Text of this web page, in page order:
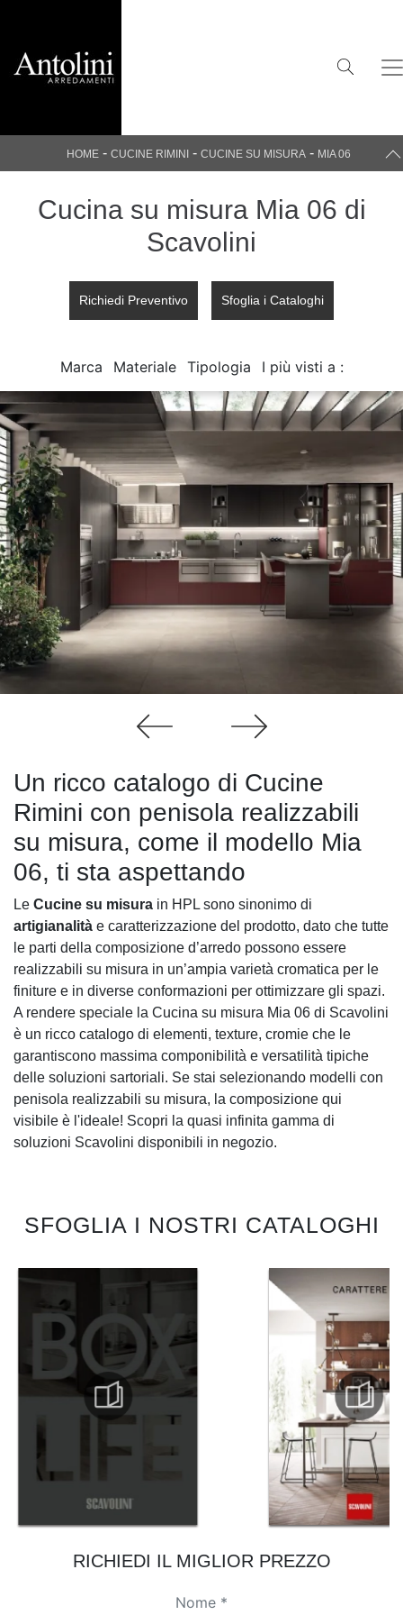
HOME- CUCINE RIMINI - CUCINE SU MISURA - MIA 06
Cucina su misura Mia 06 di
Scavolini
Richiedi Preventivo Sfoglia i Cataloghi
Marca Materiale Tipologia I più visti a :
Un ricco catalogo di Cucine
Rimini con penisola realizzabili
su misura, come il modello Mia
06, ti sta aspettando
Le Cucine su misura in HPL sono sinonimo di
artigianalità e caratterizzazione del prodotto, dato che tutte
le parti della composizione d’arredo possono essere
realizzabili su misura in un’ampia varietà cromatica per le
finiture e in diverse conformazioni per ottimizzare gli spazi.
A rendere speciale la Cucina su misura Mia 06 di Scavolini
è un ricco catalogo di elementi, texture, cromie che le
garantiscono massima componibilità e versatilità tipiche
delle soluzioni sartoriali. Se stai selezionando modelli con
penisola realizzabili su misura, la composizione qui
visibile è l'ideale! Scopri la quasi infinita gamma di
soluzioni Scavolini disponibili in negozio.
SFOGLIA I NOSTRI CATALOGHI
RICHIEDI IL MIGLIOR PREZZO